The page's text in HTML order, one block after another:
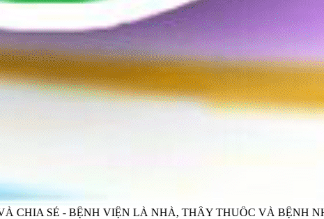
VIỆN LÀ NHÀ, THẦY THUỐC VÀ BỆNH NHÂN LÀ